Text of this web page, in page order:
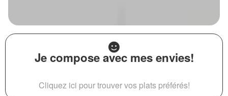
Je compose avec mes envies!
Cliquez ici pour trouver vos plats préférés!